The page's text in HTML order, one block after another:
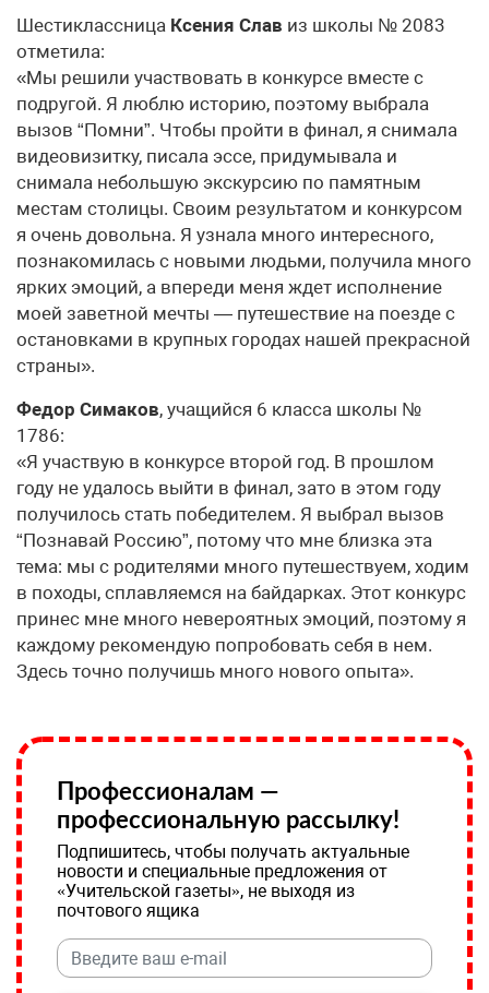
Шестиклассница Ксения Слав из школы № 2083
отметила:
«Мы решили участвовать в конкурсе вместе с
подругой. Я люблю историю, поэтому выбрала
вызов “Помни”. Чтобы пройти в финал, я снимала
видеовизитку, писала эссе, придумывала и
снимала небольшую экскурсию по памятным
местам столицы. Своим результатом и конкурсом
я очень довольна. Я узнала много интересного,
познакомилась с новыми людьми, получила много
ярких эмоций, а впереди меня ждет исполнение
моей заветной мечты — путешествие на поезде с
остановками в крупных городах нашей прекрасной
страны».
Федор Симаков, учащийся 6 класса школы №
1786:
«Я участвую в конкурсе второй год. В прошлом
году не удалось выйти в финал, зато в этом году
получилось стать победителем. Я выбрал вызов
“Познавай Россию”, потому что мне близка эта
тема: мы с родителями много путешествуем, ходим
в походы, сплавляемся на байдарках. Этот конкурс
принес мне много невероятных эмоций, поэтому я
каждому рекомендую попробовать себя в нем.
Здесь точно получишь много нового опыта».
Профессионалам —
профессиональную рассылку!
Подпишитесь, чтобы получать актуальные
новости и специальные предложения от
«Учительской газеты», не выходя из
почтового ящика